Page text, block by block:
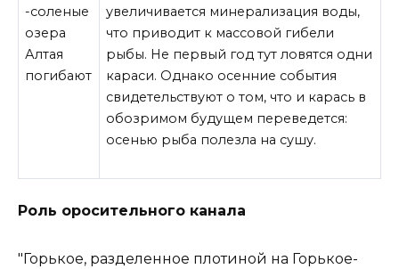
увеличивается минерализация воды,
что приводит к массовой гибели
рыбы. Не первый год тут ловятся одни
караси. Однако осенние события
свидетельствуют о том, что и карась в
обозримом будущем переведется:
осенью рыба полезла на сушу.
Роль оросительного канала
"Горькое, разделенное плотиной на Горькое-